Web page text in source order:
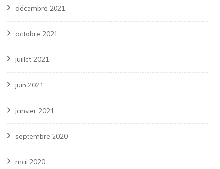
décembre 2021
octobre 2021
juillet 2021
juin 2021
janvier 2021
septembre 2020
mai 2020